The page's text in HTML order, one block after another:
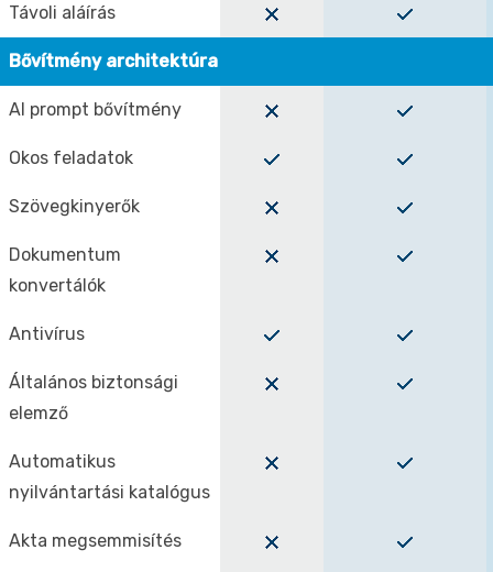
Távoli aláírás
Bővítmény architektúra
AI prompt bővítmény
Okos feladatok
Szövegkinyerők
Dokumentum
konvertálók
Antivírus
Általános biztonsági
elemző
Automatikus
nyilvántartási katalógus
Akta megsemmisítés